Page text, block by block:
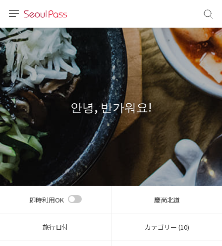
体)
文 (台灣)
안녕, 반가워요!
即時利用OK 慶尚北道
旅行日付 カテゴリー (10)